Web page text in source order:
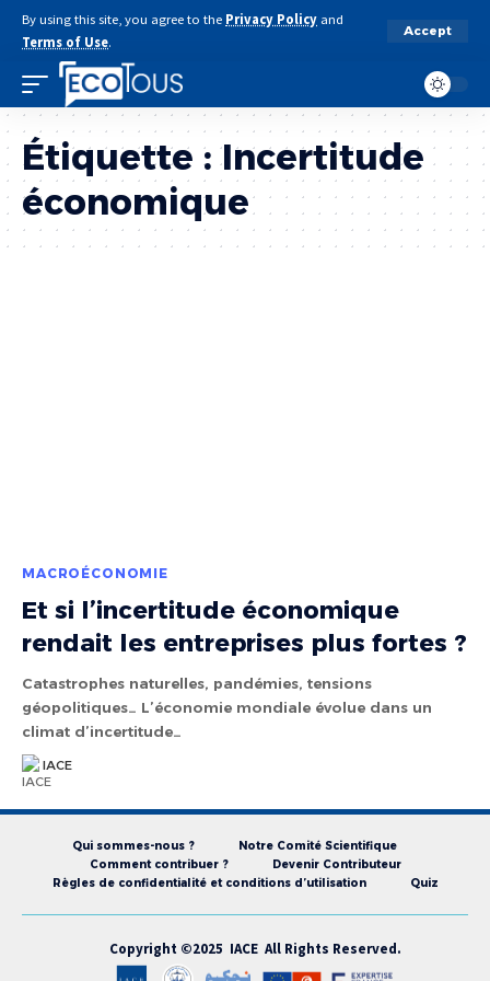
By using this site, you agree to the Privacy Policy and
Terms of Use.
Accept
Étiquette :Incertitude
économique
MACROÉCONOMIE
Et si l’incertitude économique
rendait les entreprises plus fortes ?
Catastrophes naturelles, pandémies, tensions
géopolitiques… L’économie mondiale évolue dans un
climat d’incertitude…
IACE
Qui sommes-nous ?
Notre Comité Scientifique
Comment contribuer ?
Devenir Contributeur
Règles de confidentialité et conditions d’utilisation
Quiz
Copyright ©2025 IACE All Rights Reserved.